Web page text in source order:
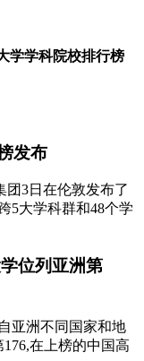
学学科院校排行榜
发布
团3日在伦敦发布了
5大学科群和48个学
位列亚洲第
亚洲不同国家和地
在上榜的中国高